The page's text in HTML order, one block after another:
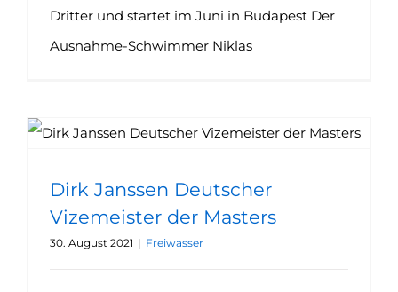
Dritter und startet im Juni in Budapest Der
Ausnahme-Schwimmer Niklas
Dirk Janssen Deutscher
Vizemeister der Masters
30. August 2021 | Freiwasser